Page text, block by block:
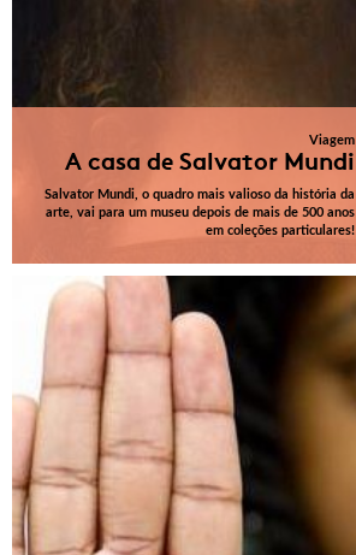
Viagem
A casa de Salvator Mundi
Salvator Mundi, o quadro mais valioso da história da
arte, vai para um museu depois de mais de 500 anos
em coleções particulares!